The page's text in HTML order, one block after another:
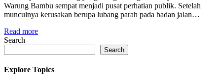
Warung Bambu sempat menjadi pusat perhatian publik. Setelah
munculnya kerusakan berupa lubang parah pada badan jalan…
Read more
Search
Search
Explore Topics